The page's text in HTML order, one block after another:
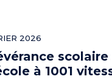
2026
à 1001